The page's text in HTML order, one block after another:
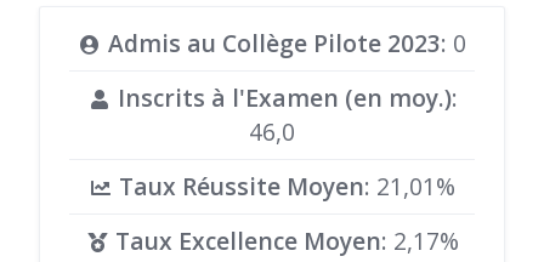
Admis au Collège Pilote 2023: 0
Inscrits à l'Examen (en moy.):
46,0
Taux Réussite Moyen: 21,01%
Taux Excellence Moyen: 2,17%